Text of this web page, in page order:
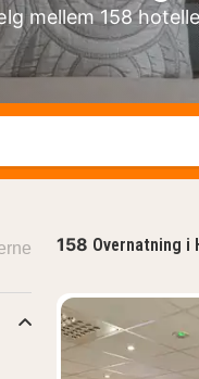
mellem 158
158 Overnatning i